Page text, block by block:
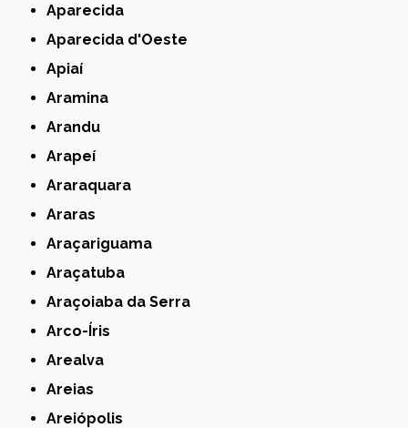
Aparecida
Aparecida d'Oeste
Apiaí
Aramina
Arandu
Arapeí
Araraquara
Araras
Araçariguama
Araçatuba
Araçoiaba da Serra
Arco-Íris
Arealva
Areias
Areiópolis